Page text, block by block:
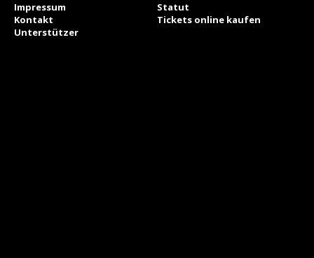
Impressum
Statut
Kontakt
Tickets online kaufen
Unterstützer